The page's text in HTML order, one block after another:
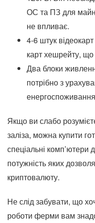
ОС та ПЗ для
не впливає.
4-6 штук
карт хешрейту, що
Два блоки
потрібно з
Якщо ви слабо
заліза, можна купити
спеціальні комп’ютери
потужність яких
криптовалюту.
Не слід забувати, що
роботи ферми вам